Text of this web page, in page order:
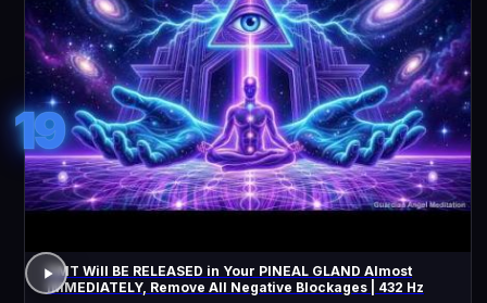
19
DMT Will BE RELEASED in Your PINEAL GLAND Almost
IMMEDIATELY, Remove All Negative Blockages | 432 Hz